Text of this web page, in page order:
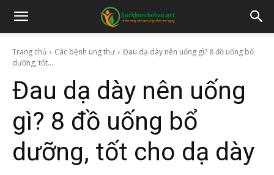
Trang chủ Các bệnh ung thư
Đau dạ dày nên uống gì? 8 đồ uống bổ
dưỡng, tốt...
Đau dạ dày nên uống
gì? 8 đồ uống bổ
dưỡng, tốt cho dạ dày